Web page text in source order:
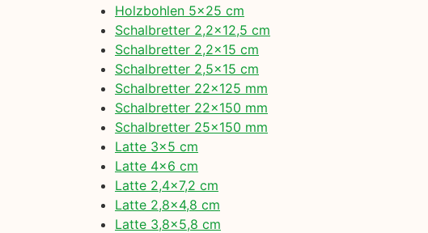
Holzbohlen 5×25 cm
Schalbretter 2,2×12,5 cm
Schalbretter 2,2×15 cm
Schalbretter 2,5×15 cm
Schalbretter 22×125 mm
Schalbretter 22×150 mm
Schalbretter 25×150 mm
Latte 3×5 cm
Latte 4×6 cm
Latte 2,4×7,2 cm
Latte 2,8×4,8 cm
Latte 3,8×5,8 cm